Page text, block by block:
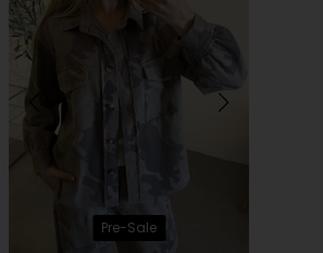
Pre-Sale